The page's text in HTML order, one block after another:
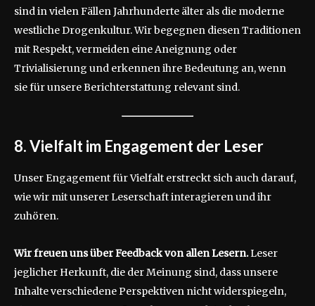
sind in vielen Fällen Jahrhunderte älter als die moderne
westliche Drogenkultur. Wir begegnen diesen Traditionen
mit Respekt, vermeiden eine Aneignung oder
Trivialisierung und erkennen ihre Bedeutung an, wenn
sie für unsere Berichterstattung relevant sind.
8. Vielfalt im Engagement der Leser
Unser Engagement für Vielfalt erstreckt sich auch darauf,
wie wir mit unserer Leserschaft interagieren und ihr
zuhören.
Wir freuen uns über Feedback von allen Lesern.Leser
jeglicher Herkunft, die der Meinung sind, dass unsere
Inhalte verschiedene Perspektiven nicht widerspiegeln,